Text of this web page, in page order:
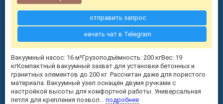
Вакуумный насос: 16 м³Грузоподъёмность: 200 кгВес: 19
кгКомпактный вакуумный захват для установки бетонных и
гранитных элементов до 200 кг. Рассчитан даже для пористого
материала. Вакуумный узел оснащён двумя ручками с
настройкой высоты для комфортной работы. Универсальная
петля для крепления позвол... подробнее
отправить запрос
начать чат в Telegram